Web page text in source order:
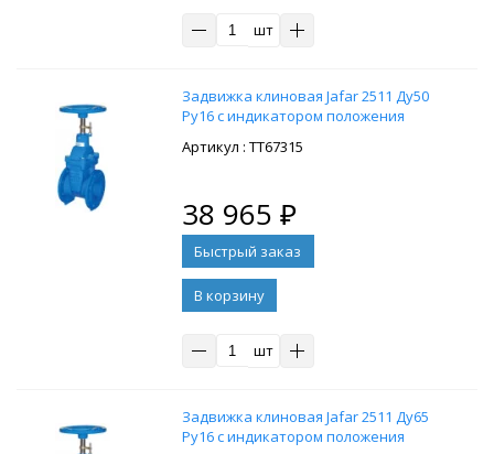
шт
Задвижка клиновая Jafar 2511 Ду50
Ру16 с индикатором положения
: ТТ67315
38 965 ₽
В корзину
шт
Задвижка клиновая Jafar 2511 Ду65
Ру16 с индикатором положения